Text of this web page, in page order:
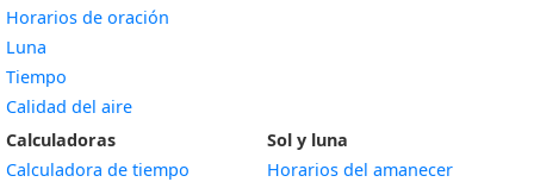
Horarios de oración
Luna
Tiempo
Calidad del aire
Calculadoras
Calculadora de tiempo
Sol y luna
Horarios del amanecer